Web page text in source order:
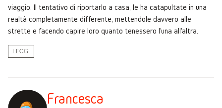
viaggio. Il tentativo di riportarlo a casa, le ha catapultate in una
realtà completamente differente, mettendole davvero alle
strette e facendo capire loro quanto tenessero l'una all'altra.
LEGGI
Francesca